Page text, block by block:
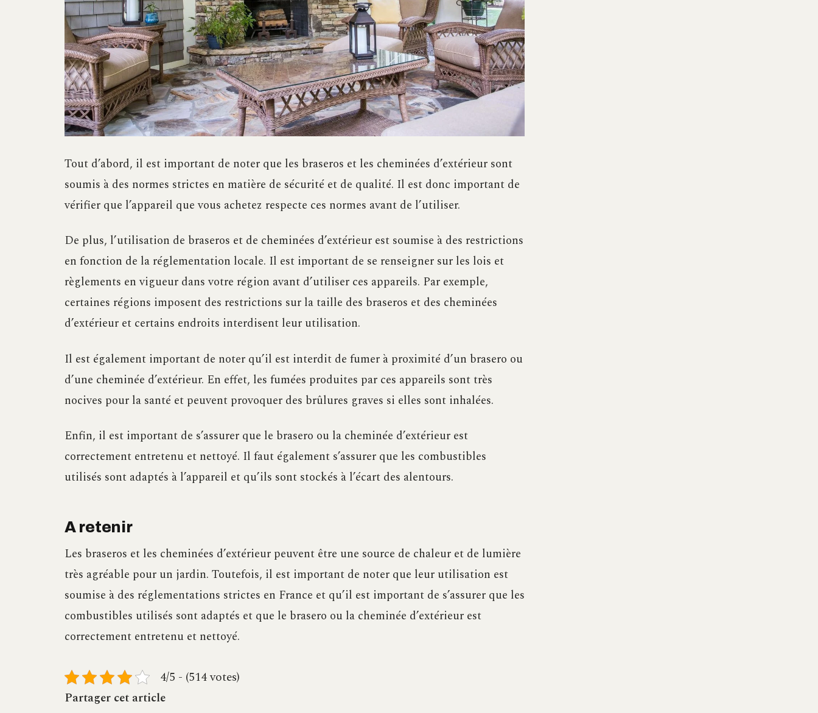
Tout d’abord, il est important de noter que les braseros et les cheminées d’extérieur sont
soumis à des normes strictes en matière de sécurité et de qualité. Il est donc important de
vérifier que l’appareil que vous achetez respecte ces normes avant de l’utiliser.
De plus, l’utilisation de braseros et de cheminées d’extérieur est soumise à des restrictions
en fonction de la réglementation locale. Il est important de se renseigner sur les lois et
règlements en vigueur dans votre région avant d’utiliser ces appareils. Par exemple,
certaines régions imposent des restrictions sur la taille des braseros et des cheminées
d’extérieur et certains endroits interdisent leur utilisation.
Il est également important de noter qu’il est interdit de fumer à proximité d’un brasero ou
d’une cheminée d’extérieur. En effet, les fumées produites par ces appareils sont très
nocives pour la santé et peuvent provoquer des brûlures graves si elles sont inhalées.
Enfin, il est important de s’assurer que le brasero ou la cheminée d’extérieur est
correctement entretenu et nettoyé. Il faut également s’assurer que les combustibles
utilisés sont adaptés à l’appareil et qu’ils sont stockés à l’écart des alentours.
A retenir
Les braseros et les cheminées d’extérieur peuvent être une source de chaleur et de lumière
très agréable pour un jardin. Toutefois, il est important de noter que leur utilisation est
soumise à des réglementations strictes en France et qu’il est important de s’assurer que les
combustibles utilisés sont adaptés et que le brasero ou la cheminée d’extérieur est
correctement entretenu et nettoyé.
4/5 - (514 votes)
Partager cet article